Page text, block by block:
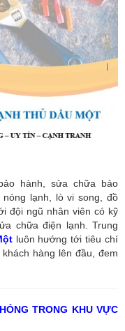
hành, sửa chữa bảo
lạnh, lò vi song, đồ
đội ngũ nhân viên có kỹ
chữa điện lạnh. Trung
luôn hướng tới tiêu chí
hàng lên đầu, đem
TRONG KHU VỰC